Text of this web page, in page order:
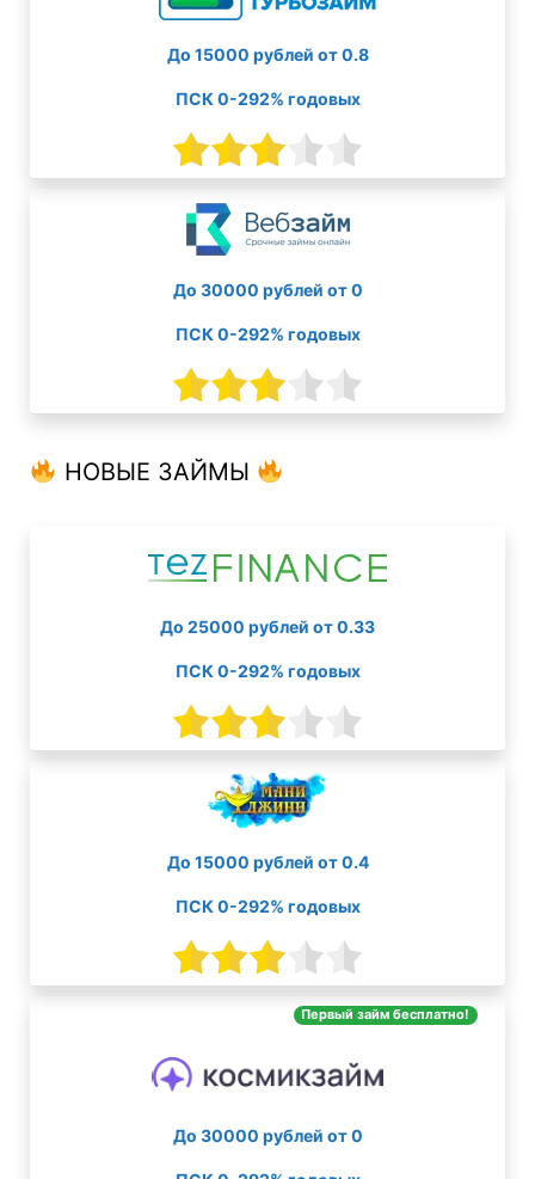
До 15000 рублей от 0.8
ПСК 0-292% годовых
До 30000 рублей от 0
ПСК 0-292% годовых
НОВЫЕ ЗАЙМЫ
До 25000 рублей от 0.33
ПСК 0-292% годовых
До 15000 рублей от 0.4
ПСК 0-292% годовых
Первый займ бесплатно!
До 30000 рублей от 0